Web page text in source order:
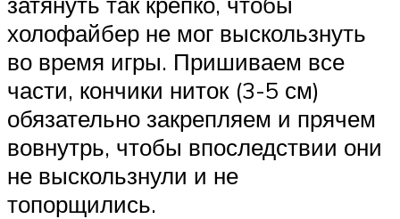
холофайбер не мог выскользнуть
во время игры. Пришиваем все
части, кончики ниток (3-5 см)
обязательно закрепляем и прячем
вовнутрь, чтобы впоследствии они
не выскользнули и не
топорщились.